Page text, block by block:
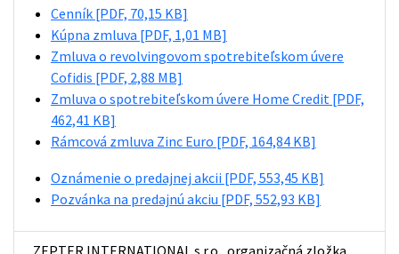
Cenník [PDF, 70,15 KB]
Kúpna zmluva [PDF, 1,01 MB]
Zmluva o revolvingovom spotrebiteľskom úvere
Cofidis [PDF, 2,88 MB]
Zmluva o spotrebiteľskom úvere Home Credit [PDF,
462,41 KB]
Rámcová zmluva Zinc Euro [PDF, 164,84 KB]
Oznámenie o predajnej akcii [PDF, 553,45 KB]
Pozvánka na predajnú akciu [PDF, 552,93 KB]
ZEPTER INTERNATIONAL s.r.o., organizačná zložka,